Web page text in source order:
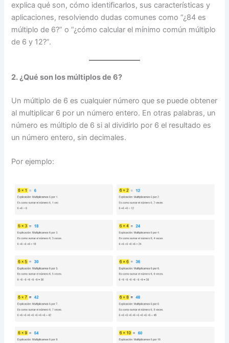
explica qué son, cómo identificarlos, sus características y
aplicaciones, resolviendo dudas comunes como “¿84 es
múltiplo de 6?” o “¿cómo calcular el mínimo común múltiplo
de 6 y 12?”.
2. ¿Qué son los múltiplos de 6?
Un múltiplo de 6 es cualquier número que se puede obtener
al multiplicar 6 por un número entero. En otras palabras, un
número es múltiplo de 6 si al dividirlo por 6 el resultado es
un número entero, sin decimales.
Por ejemplo: